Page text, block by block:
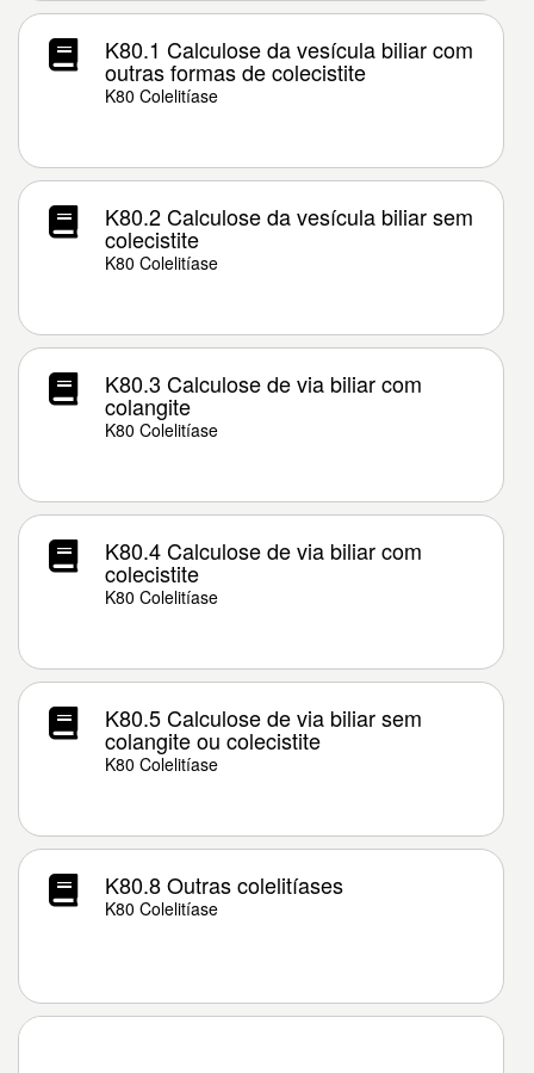
K80.1 Calculose da vesícula biliar com
outras formas de colecistite
K80 Colelitíase
K80.2 Calculose da vesícula biliar sem
colecistite
K80 Colelitíase
K80.3 Calculose de via biliar com
colangite
K80 Colelitíase
K80.4 Calculose de via biliar com
colecistite
K80 Colelitíase
K80.5 Calculose de via biliar sem
colangite ou colecistite
K80 Colelitíase
K80.8 Outras colelitíases
K80 Colelitíase